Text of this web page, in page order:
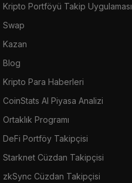
Kripto Portföyü Takip Uygulaması
Swap
Kazan
Blog
Kripto Para Haberleri
CoinStats AI Piyasa Analizi
Ortaklık Programı
DeFi Portföy Takipçisi
Starknet Cüzdan Takipçisi
zkSync Cüzdan Takipçisi